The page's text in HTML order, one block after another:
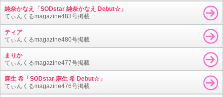
純奈かなえ「SODstar 純奈かなえ Debut☆」
てぃんくるmagazine483号掲載
ティア
てぃんくるmagazine480号掲載
まりか
てぃんくるmagazine477号掲載
麻生 希「SODstar 麻生 希 Debut☆」
てぃんくるmagazine476号掲載